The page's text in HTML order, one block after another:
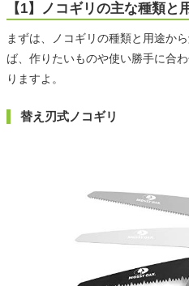
【1】ノコギリの主な種類と
まずは、ノコギリの種類と用途か
ば、作りたいものや使い勝手に合
りますよ。
替え刃式ノコギリ